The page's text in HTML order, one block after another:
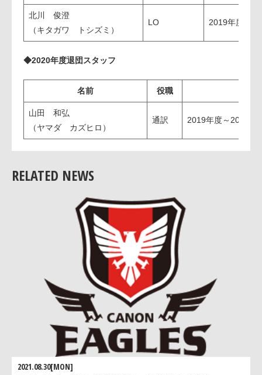
北川 俊澄
（キタガワ トシズミ）
LO 2019年度～
◆2020年度退団スタッフ
名前 役職
山田 和弘
（ヤマダ カズヒロ）
通訳 2019年度～2020年
RELATED NEWS
2021.08.30[MON]